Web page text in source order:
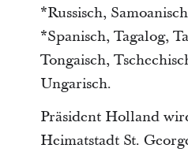
*Russisch,
*Spanisch, Tagalog,
Tongaisch,
Ungarisch.
Präsident Holland
Heimatstadt St.